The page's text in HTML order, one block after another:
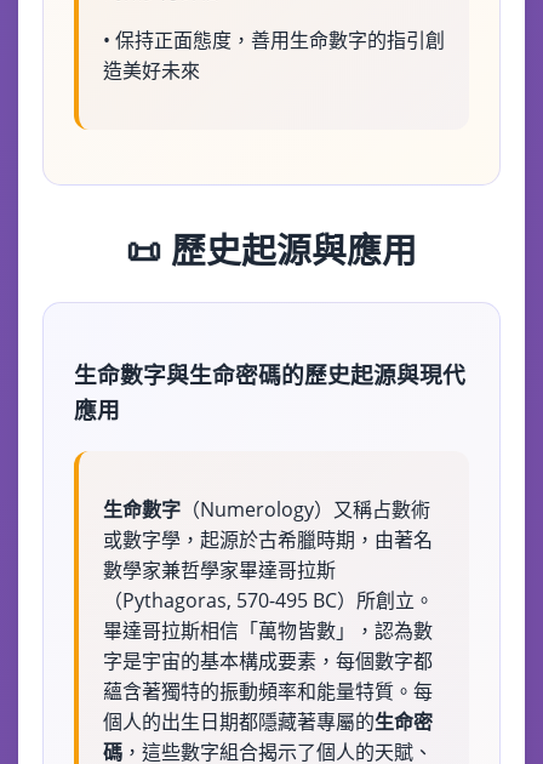
• 保持正面態度，善用生命數字的指引創
造美好未來
📜 歷史起源與應用
生命數字與生命密碼的歷史起源與現代
應用
生命數字 （Numerology）又稱占數術
或數字學，起源於古希臘時期，由著名
數學家兼哲學家畢達哥拉斯
（Pythagoras, 570-495 BC）所創立。
畢達哥拉斯相信「萬物皆數」，認為數
字是宇宙的基本構成要素，每個數字都
蘊含著獨特的振動頻率和能量特質。每
個人的出生日期都隱藏著專屬的生命密
碼 ，這些數字組合揭示了個人的天賦、